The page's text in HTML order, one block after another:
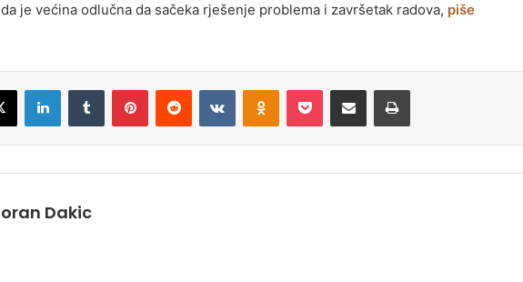
je većina odlučna da sačeka rješenje problema i završetak radova, piše
Dakic